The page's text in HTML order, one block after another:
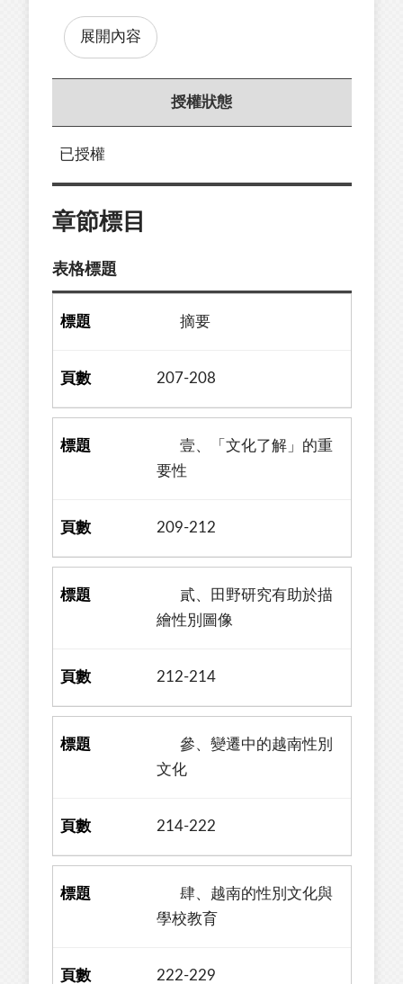
展開內容
授權狀態
已授權
章節標目
表格標題
摘要
207-208
壹、「文化了解」的重
要性
209-212
貳、田野研究有助於描
繪性別圖像
212-214
參、變遷中的越南性別
文化
214-222
肆、越南的性別文化與
學校教育
222-229